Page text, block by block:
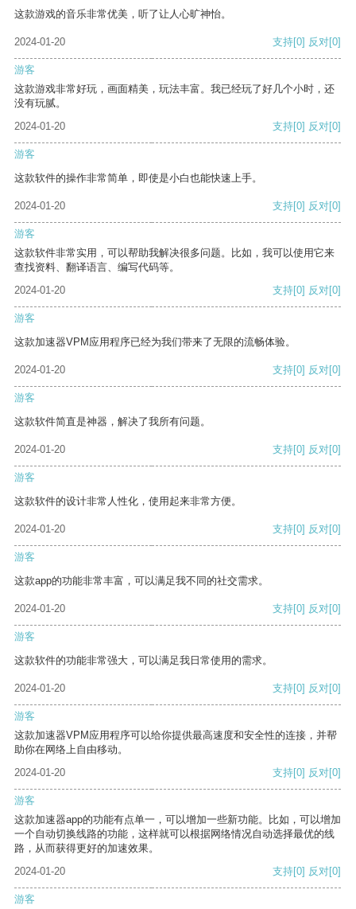
这款游戏的音乐非常优美，听了让人心旷神怡。
2024-01-20 支持[0] 反对[0]
游客
这款游戏非常好玩，画面精美，玩法丰富。我已经玩了好几个小时，还
没有玩腻。
2024-01-20
支持[0] 反对[0]
游客
这款软件的操作非常简单，即使是小白也能快速上手。
2024-01-20 支持[0] 反对[0]
游客
这款软件非常实用，可以帮助我解决很多问题。比如，我可以使用它来
查找资料、翻译语言、编写代码等。
2024-01-20
支持[0] 反对[0]
游客
这款加速器VPM应用程序已经为我们带来了无限的流畅体验。
2024-01-20 支持[0] 反对[0]
游客
这款软件简直是神器，解决了我所有问题。
2024-01-20 支持[0] 反对[0]
游客
这款软件的设计非常人性化，使用起来非常方便。
2024-01-20 支持[0] 反对[0]
游客
这款app的功能非常丰富，可以满足我不同的社交需求。
2024-01-20 支持[0] 反对[0]
游客
这款软件的功能非常强大，可以满足我日常使用的需求。
2024-01-20 支持[0] 反对[0]
游客
这款加速器VPM应用程序可以给你提供最高速度和安全性的连接，并帮
助你在网络上自由移动。
2024-01-20
支持[0] 反对[0]
游客
这款加速器app的功能有点单一，可以增加一些新功能。比如，可以增加
一个自动切换线路的功能，这样就可以根据网络情况自动选择最优的线
路，从而获得更好的加速效果。
2024-01-20
支持[0] 反对[0]
游客